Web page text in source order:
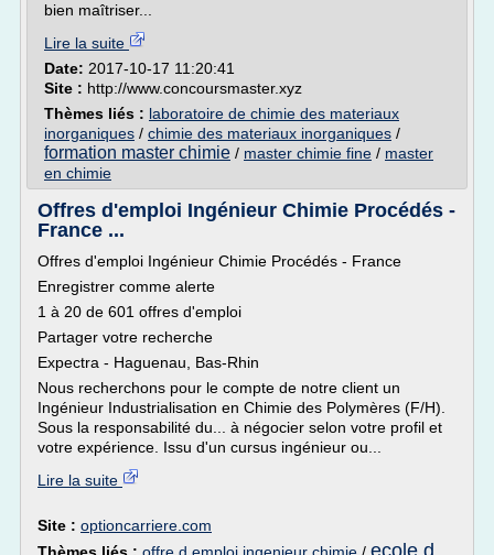
bien maîtriser...
Lire la suite
Date: 2017-10-17 11:20:41
Site : http://www.concoursmaster.xyz
Thèmes liés : laboratoire de chimie des materiaux
inorganiques / chimie des materiaux inorganiques /
formation master chimie / master chimie fine / master
en chimie
Offres d'emploi Ingénieur Chimie Procédés -
France ...
Offres d'emploi Ingénieur Chimie Procédés - France
Enregistrer comme alerte
1 à 20 de 601 offres d'emploi
Partager votre recherche
Expectra - Haguenau, Bas-Rhin
Nous recherchons pour le compte de notre client un
Ingénieur Industrialisation en Chimie des Polymères (F/H).
Sous la responsabilité du... à négocier selon votre profil et
votre expérience. Issu d'un cursus ingénieur ou...
Lire la suite
Site : optioncarriere.com
ecole d